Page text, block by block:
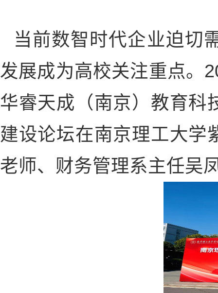
当前数智时代企业迫切
发展成为高校关注重点。
华睿天成（南京）教育科
建设论坛在南京理工大学
老师、财务管理系主任吴